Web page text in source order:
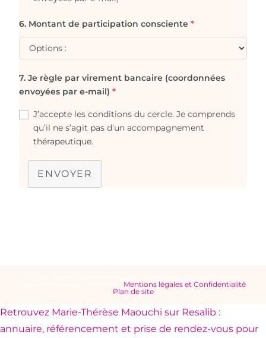
6. Montant de participation consciente *
7. Je règle par virement bancaire (coordonnées
envoyées par e-mail) *
J’accepte les conditions du cercle. Je comprends
qu’il ne s’agit pas d’un accompagnement
thérapeutique.
ENVOYER
Mentions légales et Confidentialité-
Plan de site
Retrouvez Marie-Thérèse Maouchi sur Resalib :
annuaire, référencement et prise de rendez-vous pour